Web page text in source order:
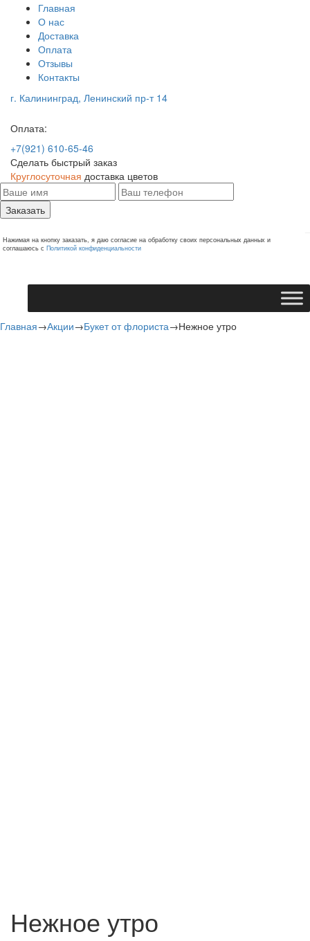
Главная
О нас
Доставка
Оплата
Отзывы
Контакты
г. Калининград, Ленинский пр-т 14
Оплата:
+7(921) 610-65-46
Сделать быстрый заказ
Круглосуточная доставка цветов
Заказать
Нажимая на кнопку заказать, я даю согласие на обработку своих персональных данных и
соглашаюсь с Политикой конфиденциальности
Главная→Акции→Букет от флориста→Нежное утро
Нежное утро